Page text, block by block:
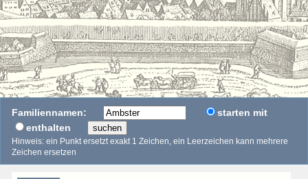
Familiennamen:
starten mit
enthalten
suchen
Hinweis: ein Punkt ersetzt exakt 1 Zeichen, ein Leerzeichen kann mehrere
Zeichen ersetzen